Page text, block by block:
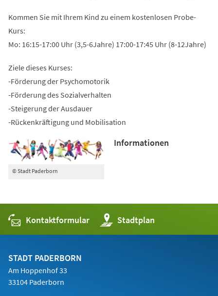
Kommen Sie mit Ihrem Kind zu einem kostenlosen Probe-
Kurs:
Mo: 16:15-17:00 Uhr (3,5-6Jahre) 17:00-17:45 Uhr (8-12Jahre)
Ziele dieses Kurses:
-Förderung der Psychomotorik
-Förderung des Sozialverhalten
-Steigerung der Ausdauer
-Rückenkräftigung und Mobilisation
© Stadt Paderborn
Informationen
Kontaktformular Stadtplan
(Öffnet
in
einem
STADT PADERBORN
Am Hoppenhof 33
33104 Paderborn